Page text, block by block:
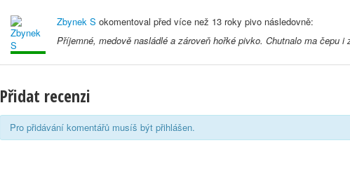
Zbynek S okomentoval před více než 13 roky pivo následovně:
Příjemné, medově nasládlé a zároveň hořké pivko. Chutnalo ma čepu i
Přidat recenzi
Pro přidávání komentářů musíš být přihlášen.